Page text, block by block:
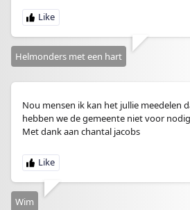
Helmonders met een hart
Nou mensen ik kan het jullie meedelen
hebben we de gemeente niet voor nodig
Met dank aan chantal jacobs
Wim